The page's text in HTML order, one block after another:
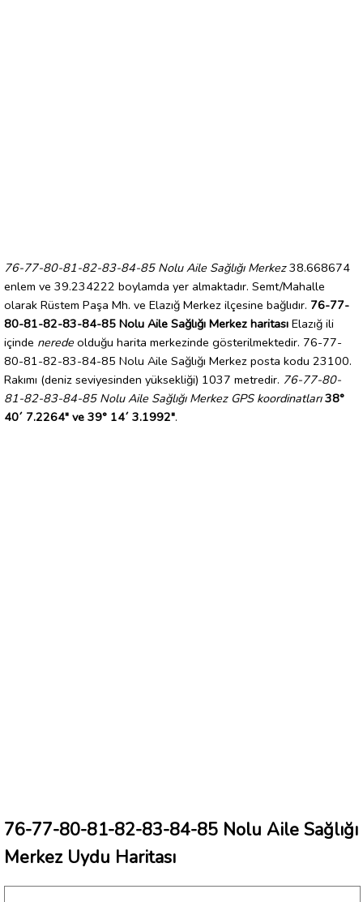
76-77-80-81-82-83-84-85 Nolu Aile Sağlığı Merkez38.668674
enlem ve 39.234222 boylamda yer almaktadır. Semt/Mahalle
olarak Rüstem Paşa Mh. ve Elazığ Merkez ilçesine bağlıdır. 76-77-
80-81-82-83-84-85 Nolu Aile Sağlığı Merkez haritası Elazığ ili
içinde nerede olduğu harita merkezinde gösterilmektedir. 76-77-
80-81-82-83-84-85 Nolu Aile Sağlığı Merkez posta kodu 23100.
Rakımı (deniz seviyesinden yüksekliği) 1037 metredir. 76-77-80-
81-82-83-84-85 Nolu Aile Sağlığı Merkez GPS koordinatları 38°
40´ 7.2264" ve 39° 14´ 3.1992".
76-77-80-81-82-83-84-85 Nolu Aile Sağlığı
Merkez Uydu Haritası